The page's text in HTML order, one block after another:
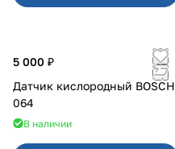
5 000 ₽
Датчик кислородный BOSCH
064
В наличии